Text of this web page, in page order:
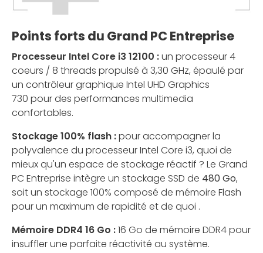
Points forts du Grand PC Entreprise
Processeur Intel Core i3 12100 :un processeur 4
coeurs / 8 threads propulsé à 3,30 GHz, épaulé par
un contrôleur graphique Intel UHD Graphics
730 pour des performances multimedia
confortables.
Stockage 100% flash :pour accompagner la
polyvalence du processeur Intel Core i3, quoi de
mieux qu'un espace de stockage réactif ? Le Grand
PC Entreprise intègre un stockage SSD de 480 Go,
soit un stockage 100% composé de mémoire Flash
pour un maximum de rapidité et de quoi .
Mémoire DDR4 16 Go :16 Go de mémoire DDR4 pour
insuffler une parfaite réactivité au système.